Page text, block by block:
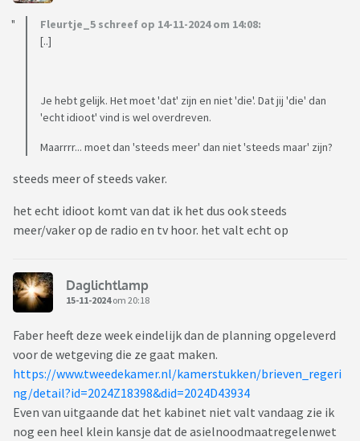
Fleurtje_5 schreef op 14-11-2024 om 14:08:
[..]
Je hebt gelijk. Het moet 'dat' zijn en niet 'die'. Dat jij 'die' dan
'echt idioot' vind is wel overdreven.
Maarrrr... moet dan 'steeds meer' dan niet 'steeds maar' zijn?
steeds meer of steeds vaker.
het echt idioot komt van dat ik het dus ook steeds
meer/vaker op de radio en tv hoor. het valt echt op
Daglichtlamp
15-11-2024om 20:18
Faber heeft deze week eindelijk dan de planning opgeleverd
voor de wetgeving die ze gaat maken.
https://www.tweedekamer.nl/kamerstukken/brieven_regeri
ng/detail?id=2024Z18398&did=2024D43934
Even van uitgaande dat het kabinet niet valt vandaag zie ik
nog een heel klein kansje dat de asielnoodmaatregelenwet